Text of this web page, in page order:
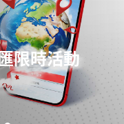
限時活動